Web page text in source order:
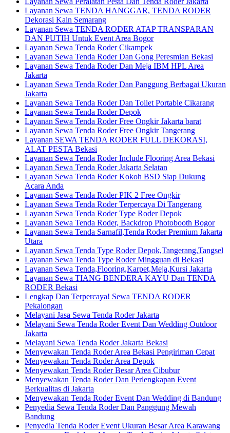
Layanan Sewa TENDA HANGGAR, TENDA RODER
Dekorasi Kain Semarang
Layanan Sewa TENDA RODER ATAP TRANSPARAN
DAN PUTIH Untuk Event Area Bogor
Layanan Sewa Tenda Roder Cikampek
Layanan Sewa Tenda Roder Dan Gong Peresmian Bekasi
Layanan Sewa Tenda Roder Dan Meja IBM HPL Area
Jakarta
Layanan Sewa Tenda Roder Dan Panggung Berbagai Ukuran
Jakarta
Layanan Sewa Tenda Roder Dan Toilet Portable Cikarang
Layanan Sewa Tenda Roder Depok
Layanan Sewa Tenda Roder Free Ongkir Jakarta barat
Layanan Sewa Tenda Roder Free Ongkir Tangerang
Layanan SEWA TENDA RODER FULL DEKORASI,
ALAT PESTA Bekasi
Layanan Sewa Tenda Roder Include Flooring Area Bekasi
Layanan Sewa Tenda Roder Jakarta Selatan
Layanan Sewa Tenda Roder Kokoh BSD Siap Dukung
Acara Anda
Layanan Sewa Tenda Roder PIK 2 Free Ongkir
Layanan Sewa Tenda Roder Terpercaya Di Tangerang
Layanan Sewa Tenda Roder Type Roder Depok
Layanan Sewa Tenda Roder, Backdrop Photobooth Bogor
Layanan Sewa Tenda Sarnafil,Tenda Roder Premium Jakarta
Utara
Layanan Sewa Tenda Type Roder Depok,Tangerang,Tangsel
Layanan Sewa Tenda Type Roder Mingguan di Bekasi
Layanan Sewa Tenda,Flooring,Karpet,Meja,Kursi Jakarta
Layanan Sewa TIANG BENDERA KAYU Dan TENDA
RODER Bekasi
Lengkap Dan Terpercaya! Sewa TENDA RODER
Pekalongan
Melayani Jasa Sewa Tenda Roder Jakarta
Melayani Sewa Tenda Roder Event Dan Wedding Outdoor
Jakarta
Melayani Sewa Tenda Roder Jakarta Bekasi
Menyewakan Tenda Roder Area Bekasi Pengiriman Cepat
Menyewakan Tenda Roder Area Depok
Menyewakan Tenda Roder Besar Area Cibubur
Menyewakan Tenda Roder Dan Perlengkapan Event
Berkualitas di Jakarta
Menyewakan Tenda Roder Event Dan Wedding di Bandung
Penyedia Sewa Tenda Roder Dan Panggung Mewah
Bandung
Penyedia Tenda Roder Event Ukuran Besar Area Karawang